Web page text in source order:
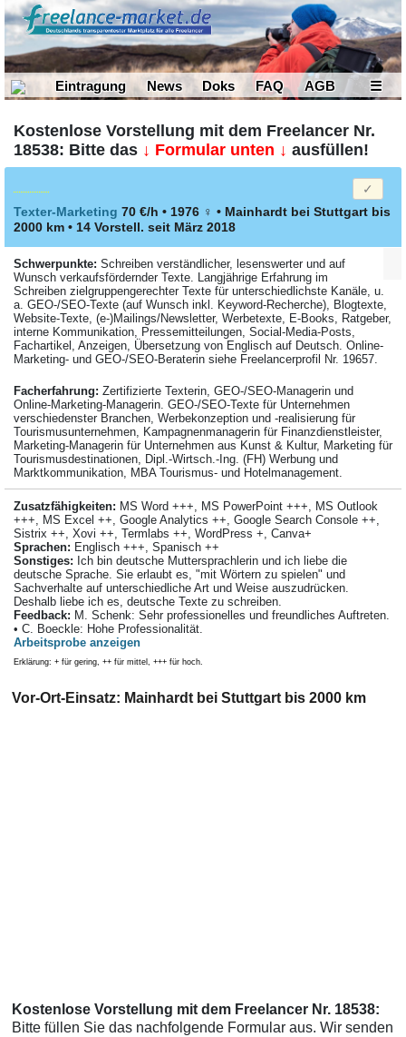
Eintragung News Doks FAQ AGB ☰
Kostenlose Vorstellung mit dem Freelancer Nr.
18538: Bitte das ↓ Formular unten ↓ ausfüllen!
Texter-Marketing 70 €/h • 1976 ♀ • Mainhardt bei Stuttgart bis
2000 km • 14 Vorstell. seit März 2018
Schwerpunkte: Schreiben verständlicher, lesenswerter und auf
Wunsch verkaufsfördernder Texte. Langjährige Erfahrung im
Schreiben zielgruppengerechter Texte für unterschiedlichste Kanäle, u.
a. GEO-/SEO-Texte (auf Wunsch inkl. Keyword-Recherche), Blogtexte,
Website-Texte, (e-)Mailings/Newsletter, Werbetexte, E-Books, Ratgeber,
interne Kommunikation, Pressemitteilungen, Social-Media-Posts,
Fachartikel, Anzeigen, Übersetzung von Englisch auf Deutsch. Online-
Marketing- und GEO-/SEO-Beraterin siehe Freelancerprofil Nr. 19657.
Facher­fahrung: Zertifizierte Texterin, GEO-/SEO-Managerin und
Online-Marketing-Managerin. GEO-/SEO-Texte für Unternehmen
verschiedenster Branchen, Werbekonzeption und -realisierung für
Tourismusunternehmen, Kampagnenmanagerin für Finanzdienstleister,
Marketing-Managerin für Unternehmen aus Kunst & Kultur, Marketing für
Tourismusdestinationen, Dipl.-Wirtsch.-Ing. (FH) Werbung und
Marktkommunikation, MBA Tourismus- und Hotelmanagement.
Zusatzfähigkeiten: MS Word +++, MS PowerPoint +++, MS Outlook
+++, MS Excel ++, Google Analytics ++, Google Search Console ++,
Sistrix ++, Xovi ++, Termlabs ++, WordPress +, Canva+
Sprachen: Englisch +++, Spanisch ++
Sonstiges: Ich bin deutsche Muttersprachlerin und ich liebe die
deutsche Sprache. Sie erlaubt es, "mit Wörtern zu spielen" und
Sachverhalte auf unterschiedliche Art und Weise auszudrücken.
Deshalb liebe ich es, deutsche Texte zu schreiben.
Feedback: M. Schenk: Sehr professionelles und freundliches Auftreten.
• C. Boeckle: Hohe Professionalität.
Arbeitsprobe anzeigen
Erklärung: + für gering, ++ für mittel, +++ für hoch.
Vor-Ort-Einsatz: Mainhardt bei Stuttgart bis 2000 km
Kostenlose Vorstellung mit dem Freelancer Nr. 18538:
Bitte füllen Sie das nachfolgende Formular aus. Wir senden